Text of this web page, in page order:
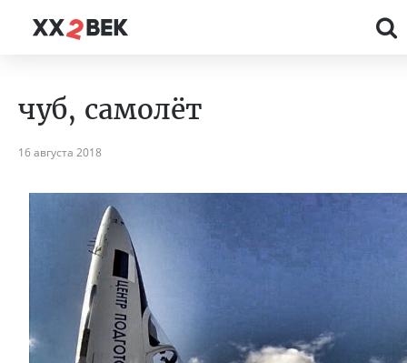
чуб, самолёт
16 августа 2018